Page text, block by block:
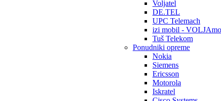
Voljatel
DE.TEL
UPC Telemach
izi mobil -
Tuš Telekom
Ponudniki opreme
Nokia
Siemens
Ericsson
Motorola
Iskratel